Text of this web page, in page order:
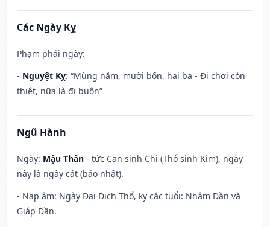
Các Ngày Kỵ
Phạm phải ngày:
- Nguyệt Kỵ: “Mùng năm, mười bốn, hai ba - Đi chơi còn
thiệt, nữa là đi buôn”
Ngũ Hành
Ngày: Mậu Thân - tức Can sinh Chi (Thổ sinh Kim), ngày
này là ngày cát (bảo nhật).
- Nạp âm: Ngày Đại Dịch Thổ, kỵ các tuổi: Nhâm Dần và
Giáp Dần.